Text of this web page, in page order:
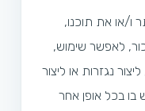
ו/או את תוכנו,
לאפשר שימוש,
נגזרות או ליצור
בכל אופן אחר